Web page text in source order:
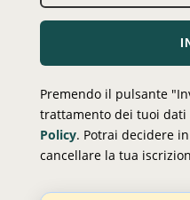
Premendo il pulsante
trattamento dei tuoi dati
Policy. Potrai decidere
cancellare la tua